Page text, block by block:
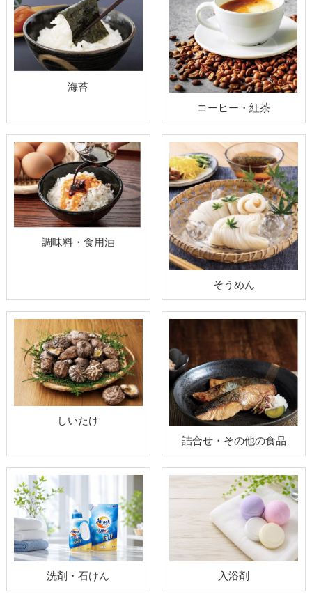
海苔
コーヒー・紅茶
調味料・食用油
そうめん
しいたけ
詰合せ・その他の食品
洗剤・石けん 入浴剤